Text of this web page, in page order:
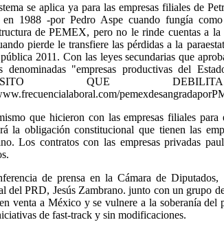
se aplica ya para las empresas filiales de
en 1988 -por Pedro Aspe cuando fungía
de PEMEX, pero no le rinde cuentas a
pierde le transfiere las pérdidas a la
2011. Con las leyes secundarias que
denominadas "empresas productivas del
QUE
que hicieron con las empresas filiales
la obligación constitucional que tienen las
Los contratos con las empresas privadas
de prensa en la Cámara de
del PRD, Jesús Zambrano. junto con un grupo
venta a México y se vulnere a la soberanía
de fast-track y sin modificaciones.